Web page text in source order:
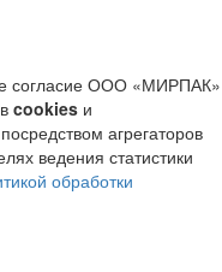
согласие ООО «МИРПАК»
cookies и
агрегаторов
ведения статистики
обработки